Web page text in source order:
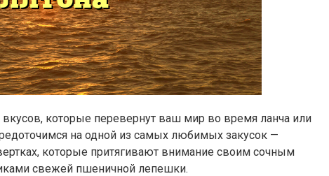
вкусов, которые перевернут ваш мир во время ланча или
на одной из самых любимых закусок —
которые притягивают внимание своим сочным
свежей пшеничной лепешки.